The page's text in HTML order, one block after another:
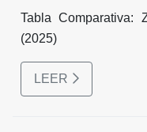
Tabla Comparativa:
(2025)
LEER